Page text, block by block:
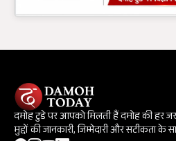
दमोह टुडे पर आपको मिलती हैं दमोह की
मुद्दों की जानकारी, जिम्मेदारी और सटीकता के